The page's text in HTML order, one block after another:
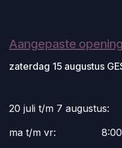
Aangepaste
zaterdag 15 augustus
20 juli t/m 7 augustus:
ma t/m vr: